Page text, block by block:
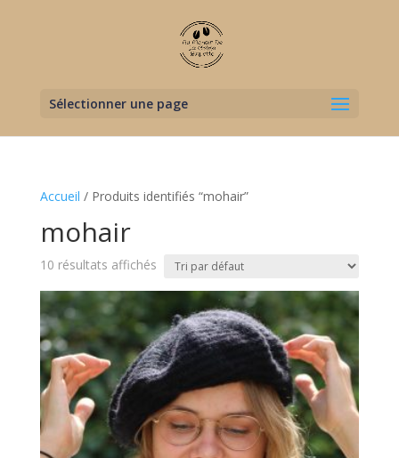
Sélectionner une page
Accueil / Produits identifiés “mohair”
mohair
10 résultats affichés